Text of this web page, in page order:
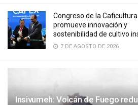
Congreso de la Caficultura
promueve innovación y
sostenibilidad de cultivo
7 DE AGOSTO DE 2026
Insivumeh: Volcán de Fuego